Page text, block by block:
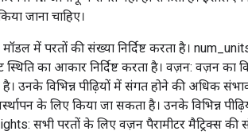
जाना चाहिए।
में परतों की संख्या निर्दिष्ट करता है।
का आकार निर्दिष्ट करता है। वज़न: वज़न
उनके विभिन्न पीढ़ियों में संगत होने की अधिक
के लिए किया जा सकता है। उनके विभिन्न
सभी परतों के लिए वज़न पैरामीटर मैट्रिक्स